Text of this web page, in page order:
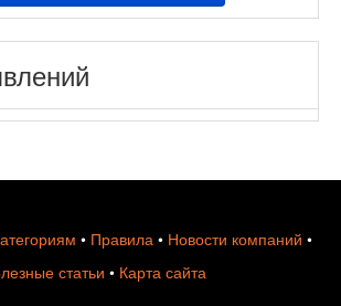
• Правила • Новости компаний •
статьи • Карта сайта